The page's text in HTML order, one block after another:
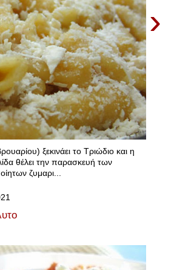
›
ξεκινάει το Τριώδιο και η
θέλει την παρασκευή των
ζυμαρι...